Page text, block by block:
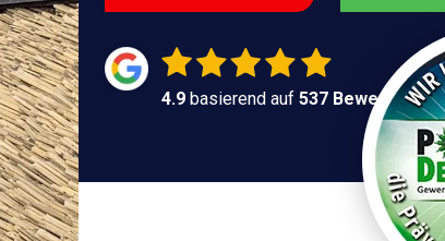
4.9 basierend auf 537 Bewertungen